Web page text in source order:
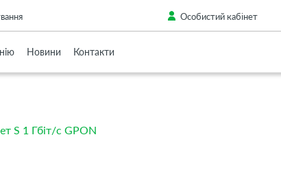
Особистий кабінет
Новини Контакти
S 1 Гбіт/с GPON
update